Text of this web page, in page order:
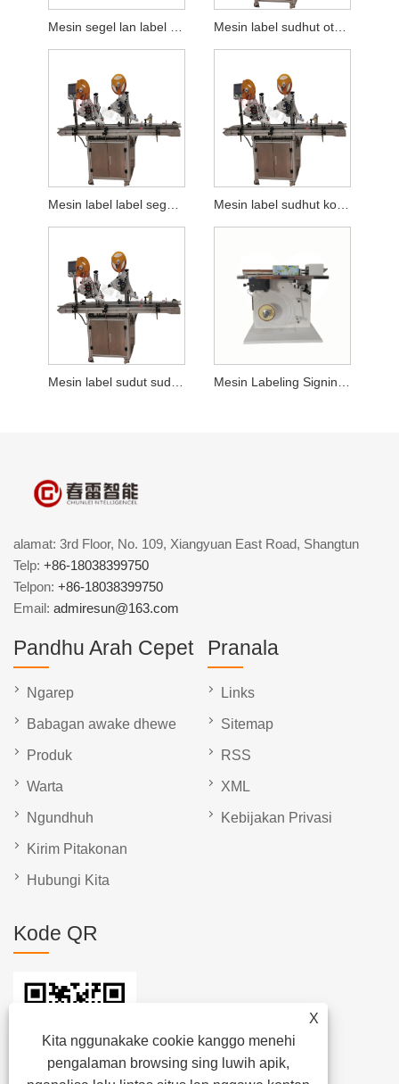
Mesin segel lan label kemasan teka-teki otomatis Mesin label sudhut otomatis
Mesin label label segel otomatis Mesin label sudhut kothak warna otomatis
X
Kita nggunakake cookie kanggo menehi
pengalaman browsing sing luwih apik,
alamat: 3rd Floor, No. 109, Xiangyuan East Road, Shangtun
Telp: +86-18038399750
Telpon: +86-18038399750
Email: admiresun@163.com
Pandhu Arah Cepet
Ngarep
Babagan awake dhewe
Produk
Warta
Ngundhuh
Kirim Pitakonan
Hubungi Kita
Pranala
Links
Sitemap
RSS
XML
Kebijakan Privasi
Kode QR